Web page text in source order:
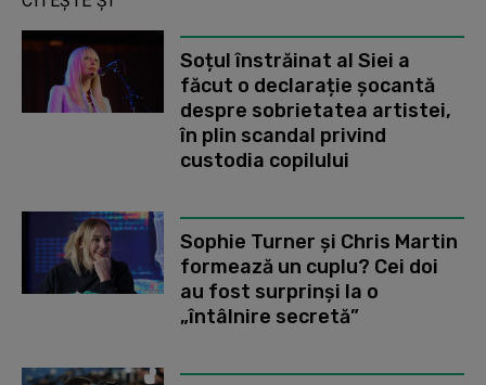
Soțul înstrăinat al Siei a
făcut o declarație șocantă
despre sobrietatea artistei,
în plin scandal privind
custodia copilului
Sophie Turner și Chris Martin
formează un cuplu? Cei doi
au fost surprinși la o
„întâlnire secretă”